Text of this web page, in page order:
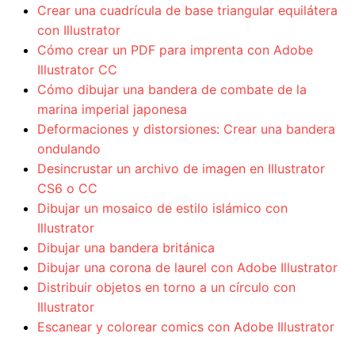
Crear una cuadrícula de base triangular equilátera
con Illustrator
Cómo crear un PDF para imprenta con Adobe
Illustrator CC
Cómo dibujar una bandera de combate de la
marina imperial japonesa
Deformaciones y distorsiones: Crear una bandera
ondulando
Desincrustar un archivo de imagen en Illustrator
CS6 o CC
Dibujar un mosaico de estilo islámico con
Illustrator
Dibujar una bandera británica
Dibujar una corona de laurel con Adobe Illustrator
Distribuir objetos en torno a un círculo con
Illustrator
Escanear y colorear comics con Adobe Illustrator